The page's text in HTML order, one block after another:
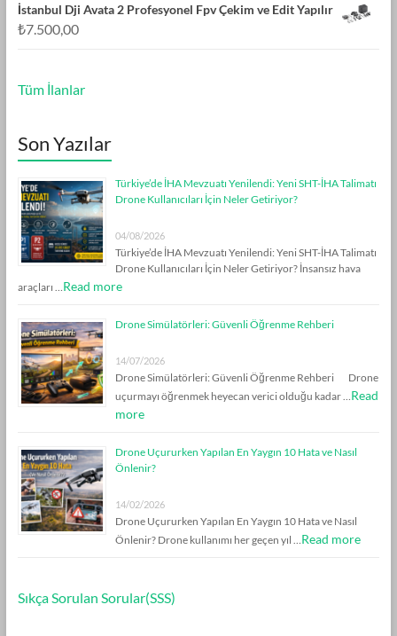
İstanbul Dji Avata 2 Profesyonel Fpv Çekim ve Edit Yapılır
₺7.500,00
Tüm İlanlar
Son Yazılar
Türkiye’de İHA Mevzuatı Yenilendi: Yeni SHT-İHA Talimatı
Drone Kullanıcıları İçin Neler Getiriyor?
04/08/2026
Türkiye’de İHA Mevzuatı Yenilendi: Yeni SHT-İHA Talimatı
Drone Kullanıcıları İçin Neler Getiriyor? İnsansız hava
araçları …Read more
Drone Simülatörleri: Güvenli Öğrenme Rehberi
14/07/2026
Drone Simülatörleri: Güvenli Öğrenme Rehberi Drone
uçurmayı öğrenmek heyecan verici olduğu kadar …Read
more
Drone Uçururken Yapılan En Yaygın 10 Hata ve Nasıl
Önlenir?
14/02/2026
Drone Uçururken Yapılan En Yaygın 10 Hata ve Nasıl
Önlenir? Drone kullanımı her geçen yıl …Read more
Sıkça Sorulan Sorular(SSS)